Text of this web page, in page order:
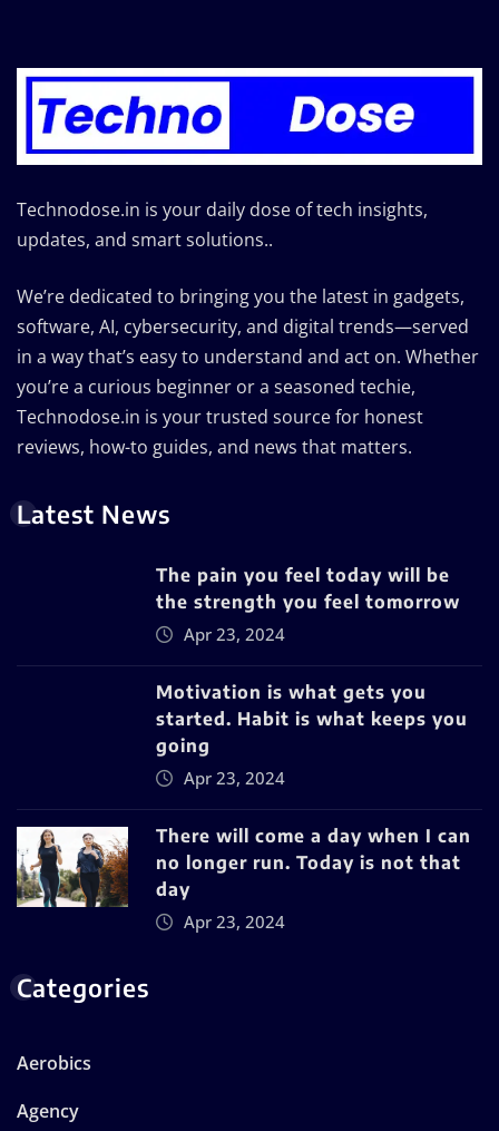
Technodose.in is your daily dose of tech insights,
updates, and smart solutions..
We’re dedicated to bringing you the latest in gadgets,
software, AI, cybersecurity, and digital trends—served
in a way that’s easy to understand and act on. Whether
you’re a curious beginner or a seasoned techie,
Technodose.in is your trusted source for honest
reviews, how-to guides, and news that matters.
Latest News
The pain you feel today will be
the strength you feel tomorrow
Apr 23, 2024
Motivation is what gets you
started. Habit is what keeps you
going
Apr 23, 2024
There will come a day when I can
no longer run. Today is not that
day
Apr 23, 2024
Categories
Aerobics
Agency